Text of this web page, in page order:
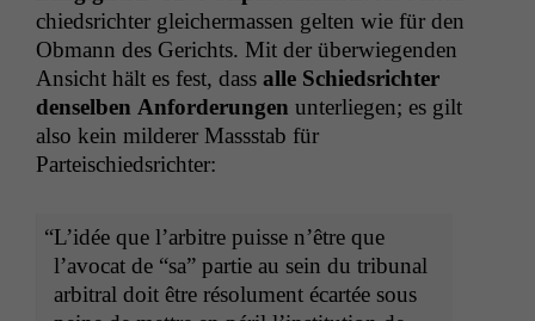
chied­srichter gle­icher­massen gel­ten wie für den
Obmann des Gerichts. Mit der über­wiegen­den
Ansicht hält es fest, dass alle Schied­srichter
densel­ben Anforderun­gen unter­liegen; es gilt
also kein milder­er Massstab für
Parteischiedsrichter:
“L’idée que l’arbitre puisse n’être que
l’avocat de “sa” par­tie au sein du tri­bunal
arbi­tral doit être résol­u­ment écartée sous